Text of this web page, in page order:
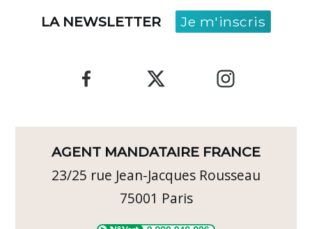
LA NEWSLETTER Je m'inscris
AGENT MANDATAIRE FRANCE
23/25 rue Jean-Jacques Rousseau
75001 Paris